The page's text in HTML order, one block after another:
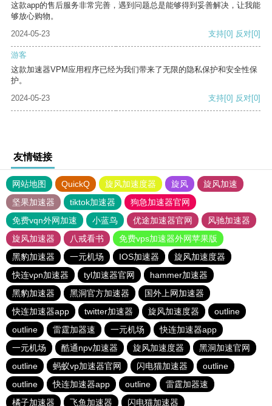
这款app的售后服务非常完善，遇到问题总是能够得到妥善解决，让我能
够放心购物。
2024-05-23
支持[0] 反对[0]
游客
这款加速器VPM应用程序已经为我们带来了无限的隐私保护和安全性保
护。
2024-05-23
支持[0] 反对[0]
友情链接
网站地图 QuickQ 旋风加速度器 旋风
旋风加速
坚果加速器
tiktok加速器
狗急加速器官网
免费vqn外网加速
小蓝鸟 优途加速器官网
风驰加速器
旋风加速器
八戒看书
免费vps加速器外网苹果版
黑豹加速器
一元机场 IOS加速器
旋风加速度器
快连vρn加速器
tyl加速器官网
hammer加速器
黑豹加速器
黑洞官方加速器
国外上网加速器
快连加速器app
twitter加速器 旋风加速度器
outline
outline
雷霆加器速 一元机场
快连加速器app
一元机场
酷通npv加速器 旋风加速度器
黑洞加速官网
outline
蚂蚁vp加速器官网 闪电猫加速器
outline
outline
快连加速器app outline
雷霆加器速
橘子加速器
飞鱼加速器 闪电猫加速器